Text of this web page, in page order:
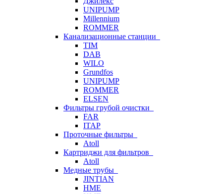
UNIPUMP
Millennium
ROMMER
Канализационные станции
TIM
DAB
WILO
Grundfos
UNIPUMP
ROMMER
ELSEN
Фильтры грубой очистки
FAR
ITAP
Проточные фильтры
Atoll
Картриджи для фильтров
Atoll
Медные трубы
JINTIAN
HME